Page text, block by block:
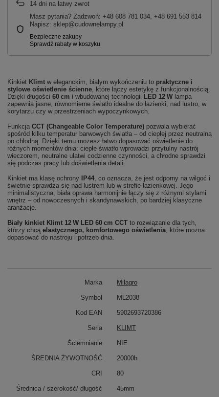
14 dni na łatwy zwrot
Masz pytania? Zadzwoń: +48 608 781 034, +48 691 553 814
Napisz: sklep@cudownelampy.pl
Kinkiet Klimt w eleganckim, białym wykończeniu to praktyczne i
stylowe oświetlenie ścienne, które łączy estetykę z funkcjonalnością.
Dzięki długości 60 cm i wbudowanej technologii LED 12 W lampa
zapewnia jasne, równomierne światło idealne do łazienki, nad lustro, w
korytarzu czy w przestrzeniach wypoczynkowych.
Funkcja CCT (Changeable Color Temperature) pozwala wybierać
spośród kilku temperatur barwowych światła – od ciepłej przez neutralną
po chłodną. Dzięki temu możesz łatwo dopasować oświetlenie do
różnych momentów dnia: ciepłe światło wprowadzi przytulny nastrój
wieczorem, neutralne ułatwi codzienne czynności, a chłodne sprawdzi
się podczas pracy lub doświetlenia detali.
Kinkiet ma klasę ochrony IP44, co oznacza, że jest odporny na wilgoć i
świetnie sprawdza się nad lustrem lub w strefie łazienkowej. Jego
minimalistyczna, biała oprawa harmonijnie łączy się z różnymi stylami
wnętrz – od nowoczesnych i skandynawskich, po bardziej klasyczne
aranżacje.
Biały kinkiet Klimt 12 W LED 60 cm CCT to rozwiązanie dla tych,
którzy chcą elastycznego, komfortowego oświetlenia, które można
dopasować do nastroju i potrzeb dnia.
Marka Milagro
Symbol ML2038
Kod EAN 5902693720386
Seria KLIMT
Ściemnianie NIE
ŚREDNIA ŻYWOTNOŚĆ 20000h
CRI 80
Średnica / szerokość/ długość
45mm